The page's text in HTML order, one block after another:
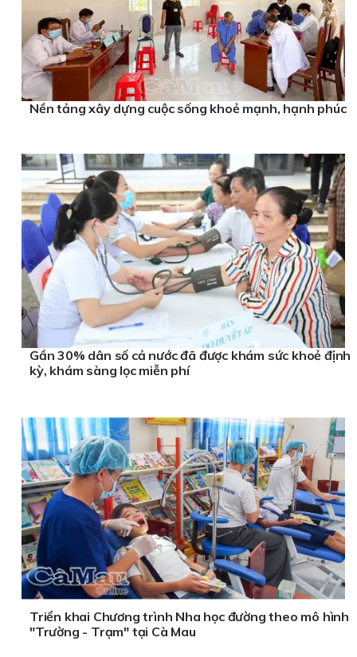
Nền tảng xây dựng cuộc sống khoẻ mạnh, hạnh phúc
Gần 30% dân số cả nước đã được khám sức khoẻ định
kỳ, khám sàng lọc miễn phí
Triển khai Chương trình Nha học đường theo mô hình
"Trường - Trạm" tại Cà Mau